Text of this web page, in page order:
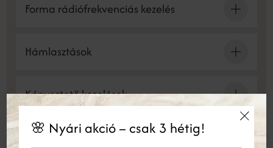
Forma rádiófrekvenciás kezelés
Hámlasztások
Kényeztető kezelések
Felső szemhéjplasztika
🌸 Nyári akció – csak 3 hétig!